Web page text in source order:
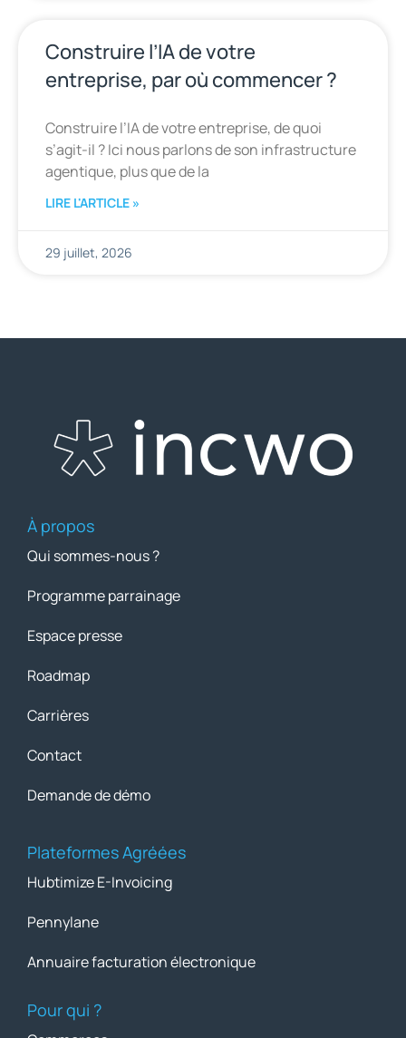
Construire l’IA de votre
entreprise, par où commencer ?
Construire l’IA de votre entreprise, de quoi
s’agit-il ? Ici nous parlons de son infrastructure
agentique, plus que de la
LIRE L'ARTICLE »
29 juillet, 2026
À propos
Qui sommes-nous ?
Programme parrainage
Espace presse
Roadmap
Carrières
Contact
Demande de démo
Plateformes Agréées
Hubtimize E-Invoicing
Pennylane
Annuaire facturation électronique
Pour qui ?